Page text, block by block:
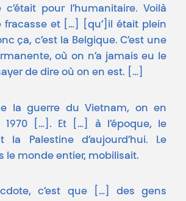
c’était pour l’humanitaire. Voilà
fracasse et […] [qu’]il était plein
ça, c’est la Belgique. C’est une
où on n’a jamais eu le
de dire où on en est. […]
la guerre du Vietnam, on en
1970 […]. Et […] à l’époque, le
la Palestine d’aujourd’hui. Le
le monde entier, mobilisait.
c’est que […] des gens